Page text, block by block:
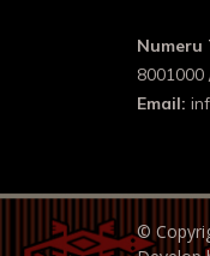
Numeru
8001000
Email:
©